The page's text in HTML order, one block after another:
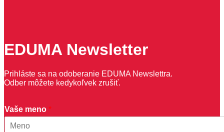
EDUMA Newsletter
Prihláste sa na odoberanie EDUMA Newslettra.
Odber môžete kedykoľvek zrušiť.
V
á
Vaše meno *